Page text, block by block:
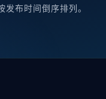
布时间倒序排列。